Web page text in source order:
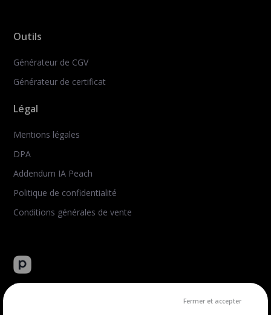
Fermer et accepter
Outils
Générateur de CGV
Générateur de certificat
Légal
Mentions légales
DPA
Addendum IA Peach
Politique de confidentialité
Conditions générales de vente
Peachie : plateforme tout-en-un de vente de formation en